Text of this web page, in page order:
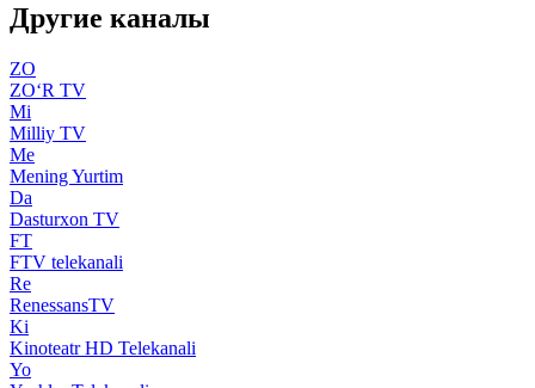
Другие каналы
ZO
ZO‘R TV
Mi
Milliy TV
Me
Mening Yurtim
Da
Dasturxon TV
FT
FTV telekanali
Re
RenessansTV
Ki
Kinoteatr HD Telekanali
Yo